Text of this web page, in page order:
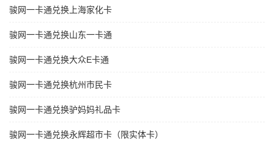
骏网一卡通兑换上海家化卡
骏网一卡通兑换山东一卡通
骏网一卡通兑换大众E卡通
骏网一卡通兑换杭州市民卡
骏网一卡通兑换驴妈妈礼品卡
骏网一卡通兑换永辉超市卡（限实体卡）